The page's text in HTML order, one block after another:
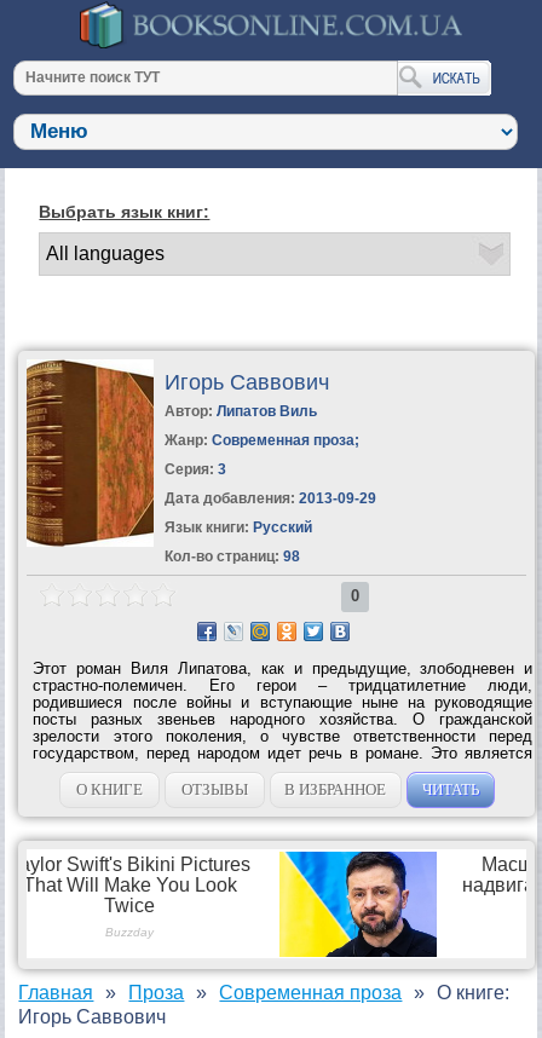
Выбрать язык книг:
Игорь Саввович
Автор: Липатов Виль
Жанр: Современная проза;
Серия: 3
Дата добавления: 2013-09-29
Язык книги: Русский
Кол-во страниц: 98
0
Этот роман Виля Липатова, как и предыдущие, злободневен и
страстно-полемичен. Его герои – тридцатилетние люди,
родившиеся после войны и вступающие ныне на руководящие
посты разных звеньев народного хозяйства. О гражданской
зрелости этого поколения, о чувстве ответственности перед
государством, перед народом идет речь в романе. Это является
его главной темой. Место действия – сибирский город...
О КНИГЕ
ОТЗЫВЫ В ИЗБРАННОЕ ЧИТАТЬ
Главная Проза Современная проза
О книге:
Игорь Саввович